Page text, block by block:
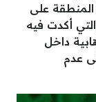
على
أكدت فيه
داخل
عدم